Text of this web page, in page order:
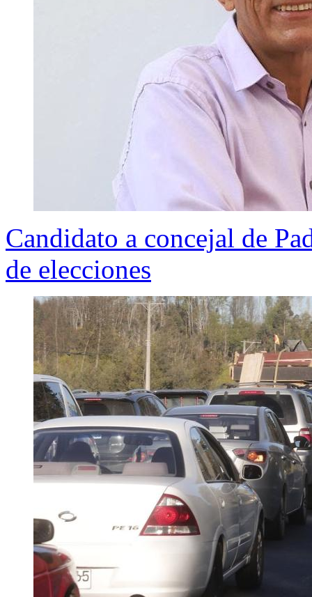
Candidato a concejal de
de elecciones